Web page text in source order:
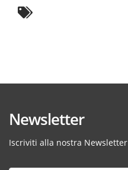
Newsletter
Iscriviti alla nostra Newsletter